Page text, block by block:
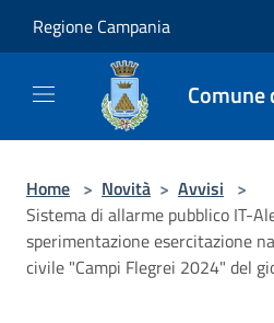
Regione Campania
Comune
Home > Novità > Avvisi >
Sistema di allarme pubblico IT-
sperimentazione esercitazione
civile "Campi Flegrei 2024" del